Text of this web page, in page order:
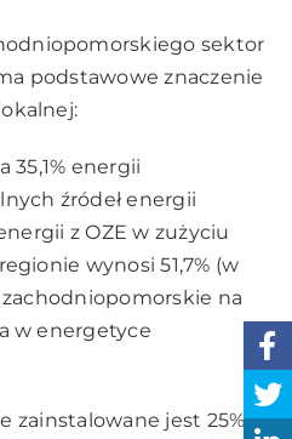
sektor
podstawowe znaczenie
energii
źródeł energii
z OZE w zużyciu
wynosi 51,7% (w
zachodniopomorskie na
w energetyce
jest 25%